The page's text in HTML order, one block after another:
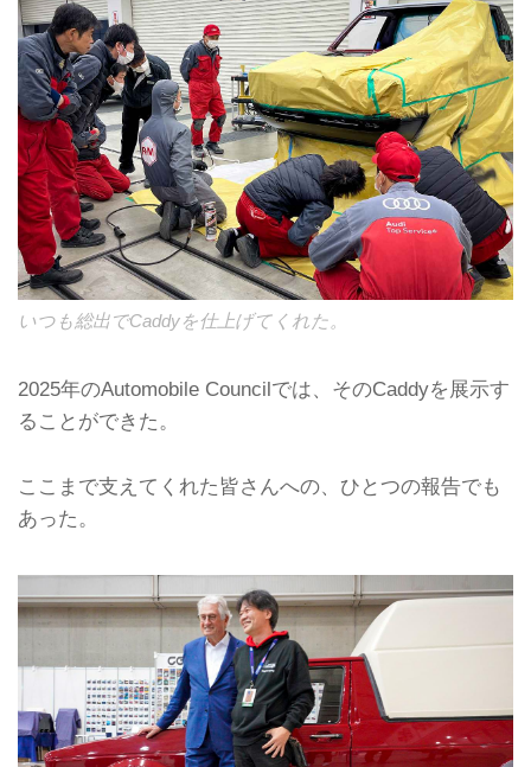
いつも総出でCaddyを仕上げてくれた。
2025年のAutomobile Councilでは、そのCaddyを展示す
ることができた。
ここまで支えてくれた皆さんへの、ひとつの報告でも
あった。